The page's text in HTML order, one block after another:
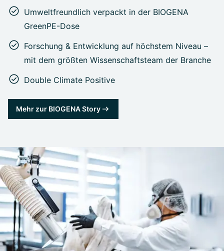
Umweltfreundlich verpackt in der BIOGENA
GreenPE-Dose
Forschung & Entwicklung auf höchstem Niveau –
mit dem größten Wissenschaftsteam der Branche
Double Climate Positive
Mehr zur BIOGENA Story